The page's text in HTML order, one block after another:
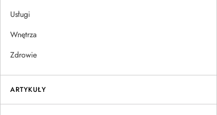
Usługi
Wnętrza
Zdrowie
ARTYKUŁY